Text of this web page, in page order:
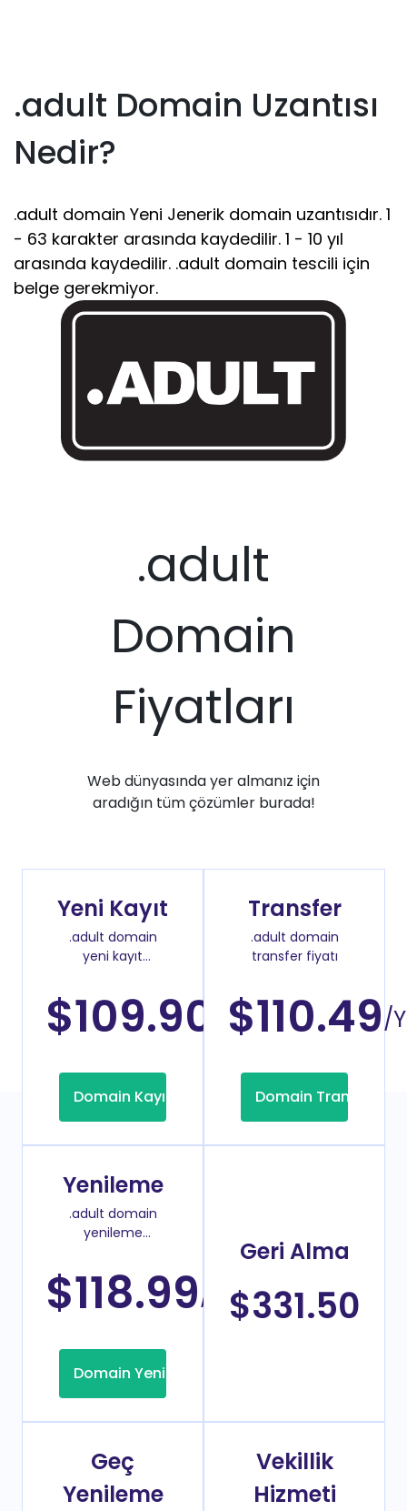
.adult Domain Uzantısı
Nedir?
.adult domain Yeni Jenerik domain uzantısıdır. 1
- 63 karakter arasında kaydedilir. 1 - 10 yıl
arasında kaydedilir. .adult domain tescili için
belge gerekmiyor.
.adult
Domain
Fiyatları
Web dünyasında yer almanız için
aradığın tüm çözümler burada!
Yeni Kayıt
.adult domain
yeni kayıt
$109.90 /Yıl
Domain Kayıt
Transfer
.adult domain
transfer fiyatı
$110.49/
Domain Transfer
Yenileme
.adult domain
yenileme
$118.99/Yıl
Domain Yenileme
Geri Alma
$331.50
Geç
Yenileme
Vekillik
Hizmeti